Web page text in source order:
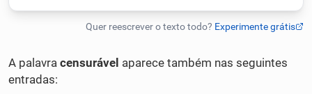
Cata-letras
A palavra censurável aparece também nas seguintes
entradas: